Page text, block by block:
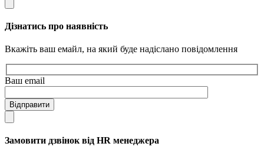
Дізнатись про наявність
Вкажіть ваш емайл, на який буде надіслано повідомлення
Ваш email
Відправити
Замовити дзвінок від HR менеджера